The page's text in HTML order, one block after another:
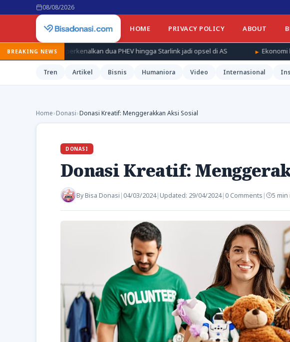
08/08/2026
HOME PRIVACY POLICY ABOUT
BREAKING NEWS
perkenalkan dua PHEV hingga Starlink jadi opsel di AS Ekonomi kemarin, insentif
Tren Artikel Bisnis Humaniora Video Internasional
Home›Donasi›Donasi Kreatif: Menggerakkan Aksi Sosial
DONASI
Donasi Kreatif:
ByBisa Donasi | 04/03/2024| Updated: 29/04/2024| 0 Comments | 5 min